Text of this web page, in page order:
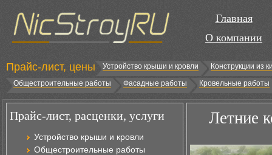
Главная
О компании
Прайс-лист, цены Устройство крыши и кровли
Конструкции из
Общестроительные работы
Фасадные работы Кровельные работы
Прайс-лист, расценки, услуги
Устройство крыши и кровли
Общестроительные работы
Летние